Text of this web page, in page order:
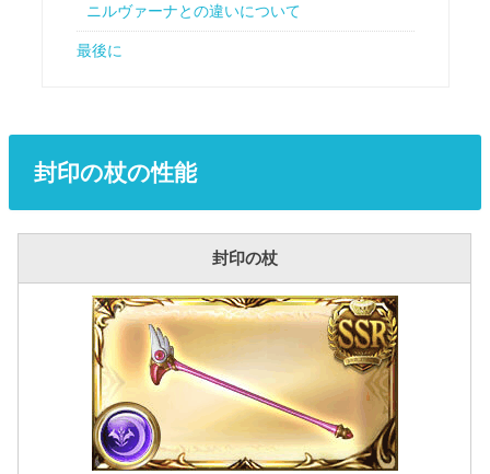
ニルヴァーナとの違いについて
最後に
封印の杖の性能
封印の杖